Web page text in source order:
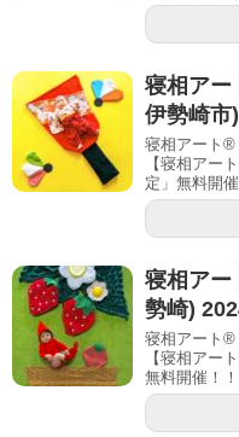
寝相アー
伊勢崎市
寝相アート®
【寝相アー
定」無料開
寝相アー
勢崎)
寝相アート®
【寝相アー
無料開催！